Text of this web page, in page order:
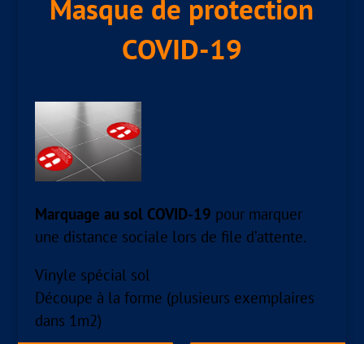
Masque de protection
COVID-19
Marquage au sol COVID-19 pour marquer
une distance sociale lors de file d’attente.
Vinyle spécial sol
Découpe à la forme (plusieurs exemplaires
dans 1m2)